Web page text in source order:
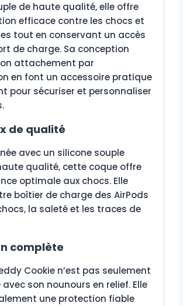
de haute qualité, elle offre
efficace contre les chocs et
tout en conservant un accès
de charge. Sa conception
attachement par
en font un accessoire pratique
pour sécuriser et personnaliser
de qualité
avec un silicone souple
qualité, cette coque offre
optimale aux chocs. Elle
boîtier de charge des AirPods
la saleté et les traces de
complète
Cookie n’est pas seulement
son nounours en relief. Elle
une protection fiable